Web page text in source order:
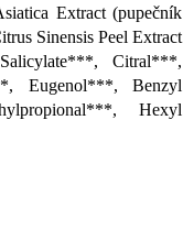
Extract (pupečník
Sinensis Peel Extract
Citral***,
Eugenol***, Benzyl
Hexyl